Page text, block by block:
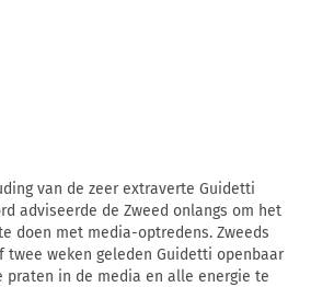
van de zeer extraverte Guidetti
adviseerde de Zweed onlangs om het
doen met media-optredens. Zweeds
twee weken geleden Guidetti openbaar
praten in de media en alle energie te